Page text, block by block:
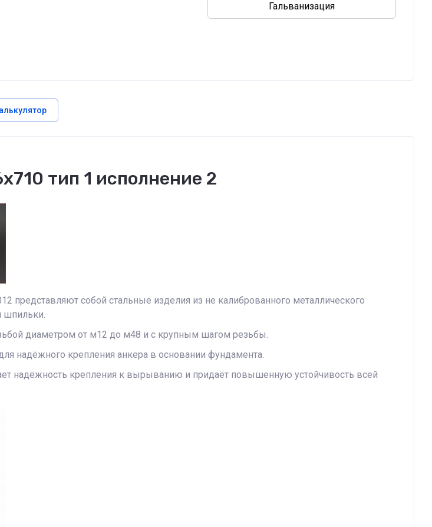
Гальванизация
тип 1 исполнение 2
представляют собой стальные изделия из не калиброванного металлического
шпильки.
диаметром от м12 до м48 и с крупным шагом резьбы.
надёжного крепления анкера в основании фундамента.
надёжность крепления к вырыванию и придаёт повышенную устойчивость всей